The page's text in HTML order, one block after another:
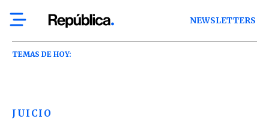
NEWSLETTERS
TEMAS DE HOY:
JUICIO